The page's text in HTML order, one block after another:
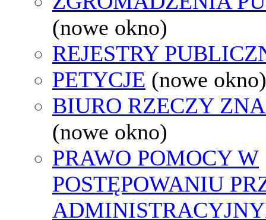
(nowe okno)
REJESTRY
PETYCJE (nowe okno)
BIURO RZECZY
(nowe okno)
PRAWO POMOCY W
POSTĘPOWANIU